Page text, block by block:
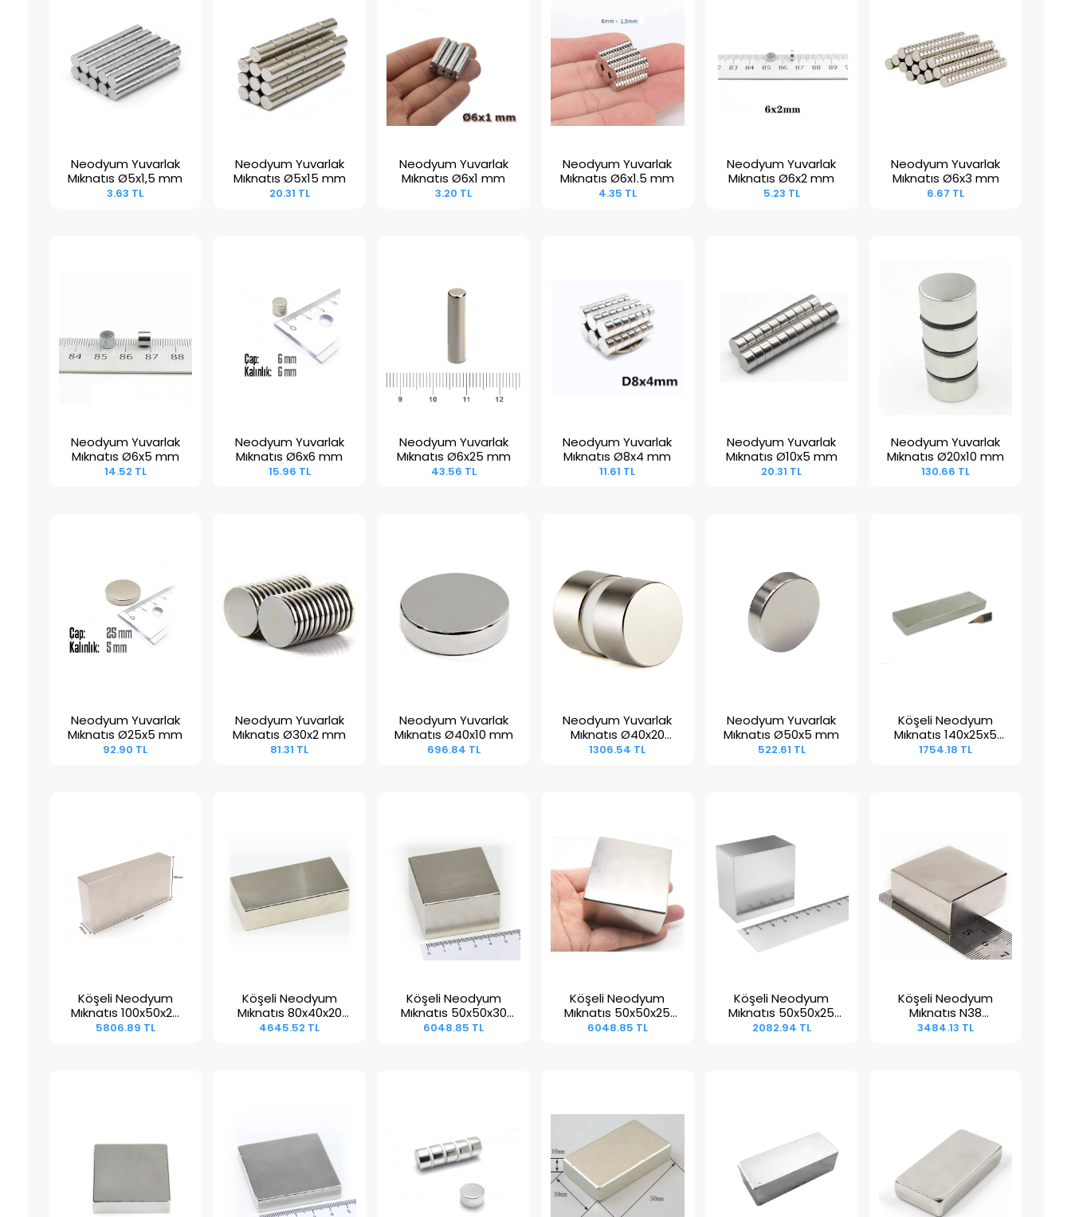
Sepete Ekle
Neodyum Yuvarlak
Mıknatıs Ø5x1,5 mm
3.63 TL
Sepete Ekle
Neodyum Yuvarlak
Mıknatıs Ø5x15 mm
20.31 TL
Sepete Ekle
Neodyum Yuvarlak
Mıknatıs Ø6x1 mm
3.20 TL
Sepete Ekle
Neodyum Yuvarlak
Mıknatıs Ø6x1.5 mm
4.35 TL
Sepete Ekle
Neodyum Yuvarlak
Mıknatıs Ø6x2 mm
5.23 TL
Sepete Ekle
Neodyum Yuvarlak
Mıknatıs Ø6x3 mm
6.67 TL
Sepete Ekle
Neodyum Yuvarlak
Mıknatıs Ø6x5 mm
14.52 TL
Sepete Ekle
Neodyum Yuvarlak
Mıknatıs Ø6x6 mm
15.96 TL
Sepete Ekle
Neodyum Yuvarlak
Mıknatıs Ø6x25 mm
43.56 TL
Sepete Ekle
Neodyum Yuvarlak
Mıknatıs Ø8x4 mm
11.61 TL
Sepete Ekle
Neodyum Yuvarlak
Mıknatıs Ø10x5 mm
20.31 TL
Sepete Ekle
Neodyum Yuvarlak
Mıknatıs Ø20x10 mm
130.66 TL
Sepete Ekle
Neodyum Yuvarlak
Mıknatıs Ø25x5 mm
92.90 TL
Sepete Ekle
Neodyum Yuvarlak
Mıknatıs Ø30x2 mm
81.31 TL
Sepete Ekle
Neodyum Yuvarlak
Mıknatıs Ø40x10 mm
696.84 TL
Sepete Ekle
Neodyum Yuvarlak
Mıknatıs Ø40x20
mm
1306.54 TL
Sepete Ekle
Neodyum Yuvarlak
Mıknatıs Ø50x5 mm
522.61 TL
Sepete Ekle
Köşeli Neodyum
Mıknatıs 140x25x5
mm
1754.18 TL
Sepete Ekle
Köşeli Neodyum
Mıknatıs 100x50x20
mm
5806.89 TL
Sepete Ekle
Köşeli Neodyum
Mıknatıs 80x40x20
mm
4645.52 TL
Sepete Ekle
Köşeli Neodyum
Mıknatıs 50x50x30
mm N38
6048.85 TL
Sepete Ekle
Köşeli Neodyum
Mıknatıs 50x50x25
mm N45
6048.85 TL
Sepete Ekle
Köşeli Neodyum
Mıknatıs 50x50x25
mm
2082.94 TL
Sepete Ekle
Köşeli Neodyum
Mıknatıs N38
50x50x20 mm
3484.13 TL